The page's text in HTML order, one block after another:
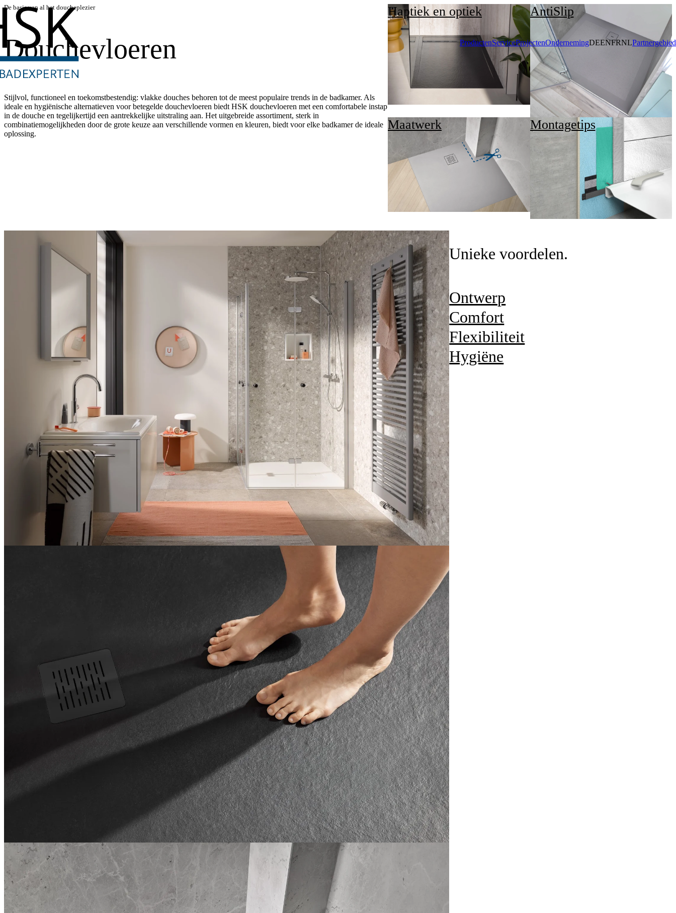
ProductenServiceProjectenOndernemingDEENFRNLPartnergebied
De basis van al het doucheplezier
Douchevloeren
Stijlvol, functioneel en toekomstbestendig: vlakke douches behoren tot de meest populaire trends in de badkamer. Als
ideale en hygiënische alternatieven voor betegelde douchevloeren biedt HSK douchevloeren met een comfortabele instap
in de douche en tegelijkertijd een aantrekkelijke uitstraling aan. Het uitgebreide assortiment, sterk in
combinatiemogelijkheden door de grote keuze aan verschillende vormen en kleuren, biedt voor elke badkamer de ideale
oplossing.
Haptiek en optiek AntiSlip
Maatwerk Montagetips
Unieke voordelen.
Ontwerp
Comfort
Flexibiliteit
Hygiëne